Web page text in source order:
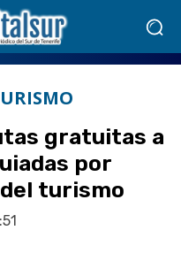
gratuitas a
por
turismo